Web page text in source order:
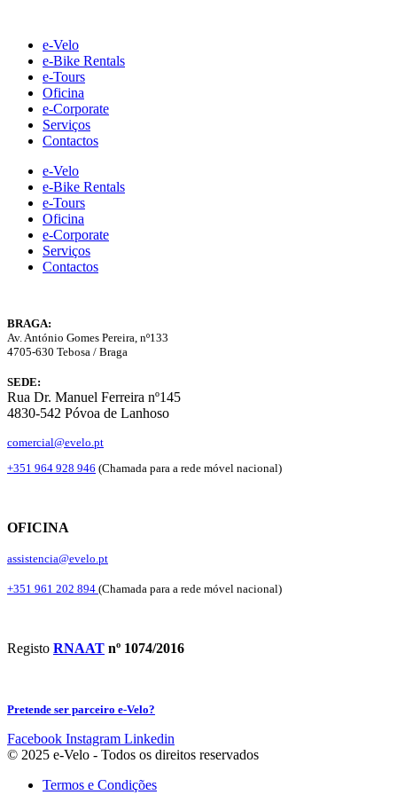
contente-Velo
e-Bike Rentals
e-Tours
Oficina
e-Corporate
Serviços
Contactos
e-Velo
e-Bike Rentals
e-Tours
Oficina
e-Corporate
Serviços
Contactos
BRAGA:
Av. António Gomes Pereira, nº133
4705-630 Tebosa / Braga
SEDE:
Rua Dr. Manuel Ferreira nº145
4830-542 Póvoa de Lanhoso
comercial@evelo.pt
+351 964 928 946 (Chamada para a rede móvel nacional)
OFICINA
assistencia@evelo.pt
+351 961 202 894 (Chamada para a rede móvel nacional)
Registo RNAAT nº 1074/2016
Pretende ser parceiro e-Velo?
Facebook Instagram Linkedin
© 2025 e-Velo - Todos os direitos reservados
Termos e Condições